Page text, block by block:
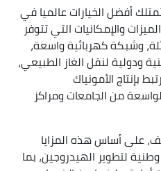
أفضل الخيارات عالميا في
والإمكانيات التي تتوفر
وشبكة كهربائية واسعة،
ودولية لنقل الغاز الطبيعي،
الأمونياك
من الجامعات ومراكز
على أساس هذه المزايا
لتطوير الهيدروجين، بما